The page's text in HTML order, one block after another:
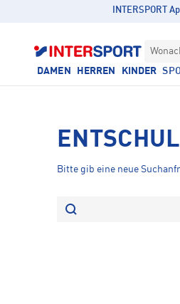
INTERSPORT
DAMEN HERREN KINDER
Bitte gib eine neue